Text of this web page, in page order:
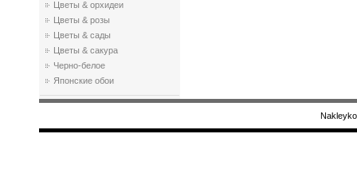
Цветы & орхидеи
Цветы & розы
Цветы & сады
Цветы & сакура
Черно-белое
Японские обои